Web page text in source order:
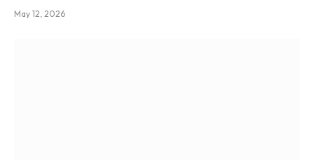
May 12, 2026